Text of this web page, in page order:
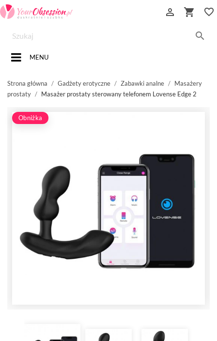
favorite_border



MENU
Strona główna Gadżety erotyczne Zabawki analne
Masażery
prostaty
Masażer prostaty sterowany telefonem Lovense Edge 2
Obniżka